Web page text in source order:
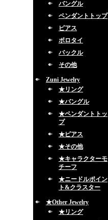
バングル
ペンダントトップ
ピアス
ボロタイ
バックル
その他
Zuni Jewelry
★リング
★バングル
★ペンダントトッ
プ
★ピアス
★その他
★キャラクターモ
チーフ
★ニードルポイン
ト&クラスター
★Other Jewelry
★リング